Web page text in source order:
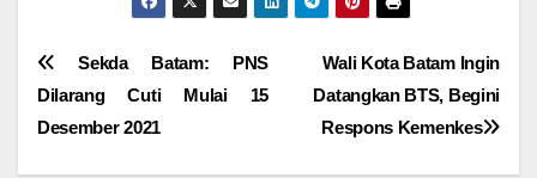
Navigasi
pos
Wali Kota Batam Ingin
Datangkan BTS, Begini
Respons Kemenkes
Sekda Batam: PNS
Dilarang Cuti Mulai 15
Desember 2021